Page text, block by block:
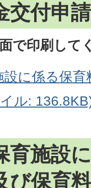
交付申
で印刷して
設に係る保
ル:
育施設
び保育